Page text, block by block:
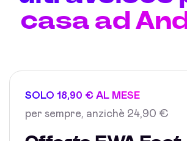
casa ad
SOLO 18,90 € AL MESE
per sempre, anzichè 24,90 €